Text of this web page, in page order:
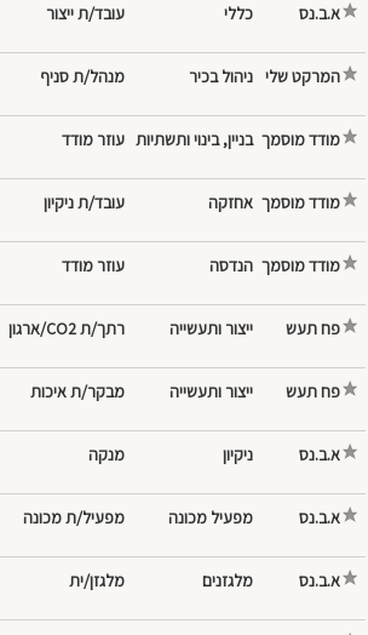
א.ב.נס עובד/ת ייצור
המרקט שלי מנהל/ת סניף
מודד מוסמך עוזר מודד
מודד מוסמך עובד/ת ניקיון
מודד מוסמך הנדסה עוזר מודד
פח תעש ייצור ותעשייה רתך/ת CO2/ארגון
פח תעש ייצור ותעשייה מבקר/ת איכות
א.ב.נס ניקיון מנקה
א.ב.נס מפעיל/ת מכונה
א.ב.נס מלגזנים מלגזן/ית